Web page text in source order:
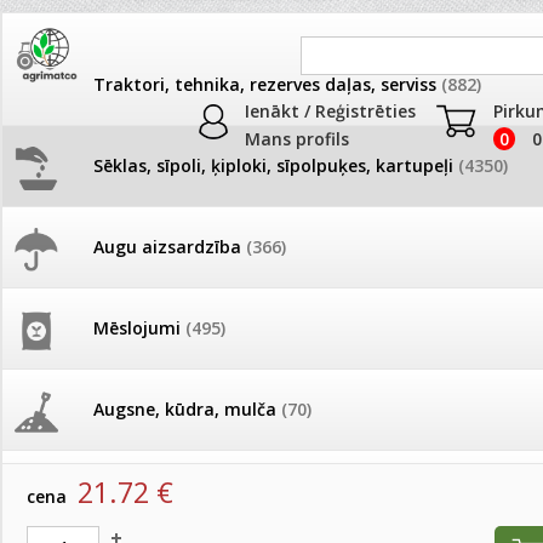
Ienākt / Reģistrēties
Mans profils
0
Traktori, tehnika, rezerves daļas, serviss (882)
Sēklas, sīpoli, ķiploki, sīpolpuķes, kartupeļi (4350)
Augu aizsardzība (366)
Mēslojumi (495)
Augsne, kūdra, mulča (70)
Podi un kasetes
JAUNUMI
Pašlasīšanas vietu katalogs
26.05. Vebinārs - Kā ierobežot
gliemežus piemājas dārzā un
Darba laiks Līgo svētkos
Ūdens piemērotības noteikšana
AKCIJAS
frēze + mulčieris +
AKCIJAS komplekts -
Samtenes
Produkti »Sēklas, sīpoli, ķiploki, sīpolpuķes, kartupeļi
Samtenes
Samtenes Strawberry Blonde 1000 s(S)(MS)
artikuls:
cena 21.72 €